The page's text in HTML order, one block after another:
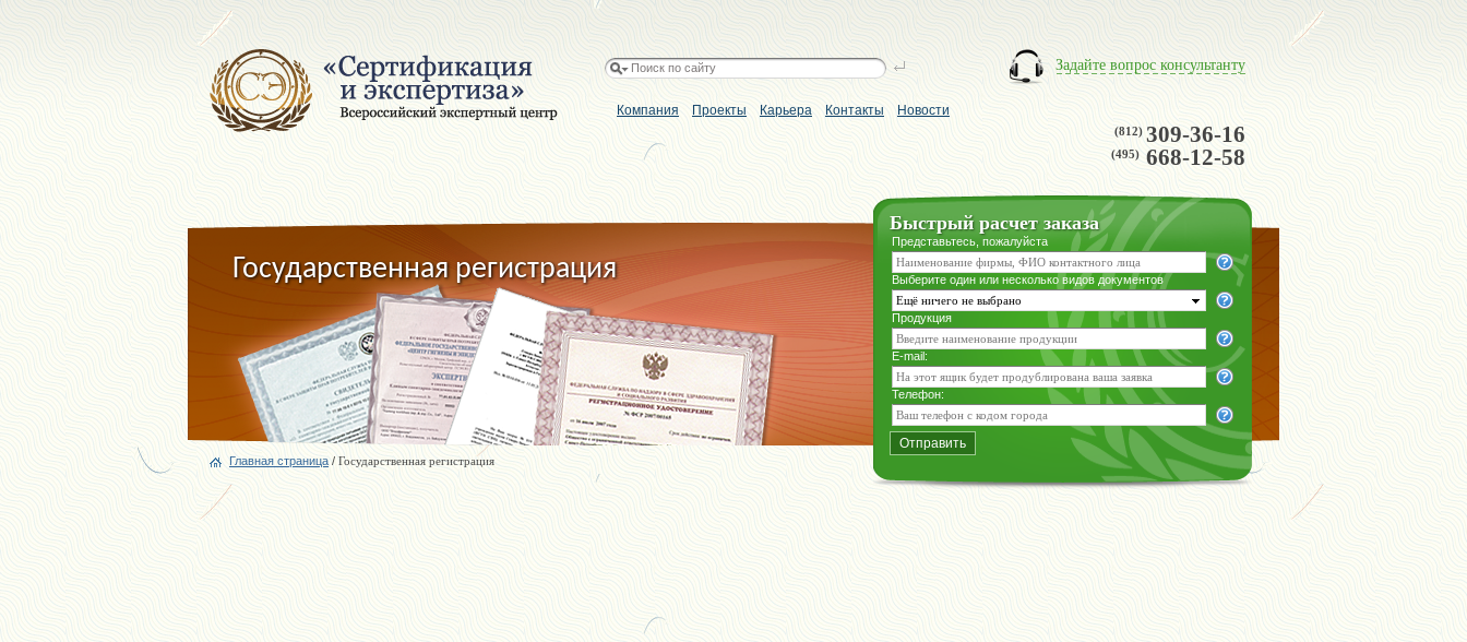
Задайте вопрос консультанту
Компания Проекты Карьера Контакты Новости
(812) 309-36-16
(495) 668-12-58
Государственная регистрация
Быстрый расчет заказа
Представьтесь, пожалуйста
Выберите один или несколько видов документов
Ещё ничего не выбрано
Продукция
E-mail:
Телефон:
Главная страница/ Государственная регистрация